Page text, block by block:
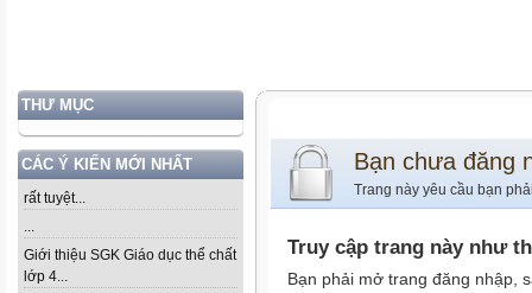
THƯ MỤC
CÁC Ý KIẾN MỚI NHẤT
rất tuyệt...
...
Giới thiệu SGK Giáo dục thể chất
lớp 4...
Bạn chưa đăng
Trang này yêu cầu bạn
Truy cập trang này như
Bạn phải mở trang đăng nhập,